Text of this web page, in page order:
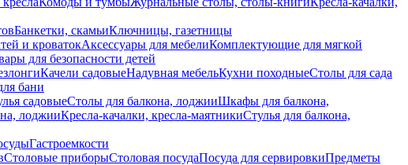
Банкетки, скамьиКлючницы, газетницы
и кроватокАксессуары для мебелиКомплектующие для мягкой
для безопасности детей
Качели садовыеНадувная мебельКухни походныеСтолы для сада
бани
садовыеСтолы для балкона, лоджииШкафы для балкона,
лоджииКресла-качалки, кресла-маятникиСтулья для балкона,
Гастроемкости
Столовые приборыСтоловая посудаПосуда для сервировкиПредметы